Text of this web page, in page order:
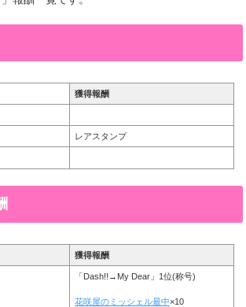
獲得報酬
レアスタンプ
獲得報酬
「Dash!!→My Dear」1位(称号)
花咲屋のミッシェル最中×10